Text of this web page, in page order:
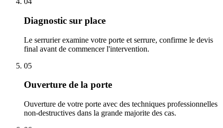
Diagnostic sur place
Le serrurier examine votre porte et serrure, confirme le devis
final avant de commencer l'intervention.
05
Ouverture de la porte
Ouverture de votre porte avec des techniques professionnelles
non-destructives dans la grande majorite des cas.